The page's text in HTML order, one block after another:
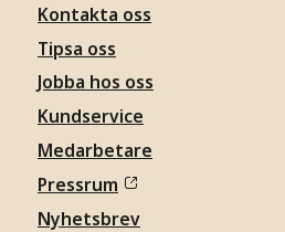
Kontakta oss
Tipsa oss
Jobba hos oss
Kundservice
Medarbetare
Pressrum
Nyhetsbrev